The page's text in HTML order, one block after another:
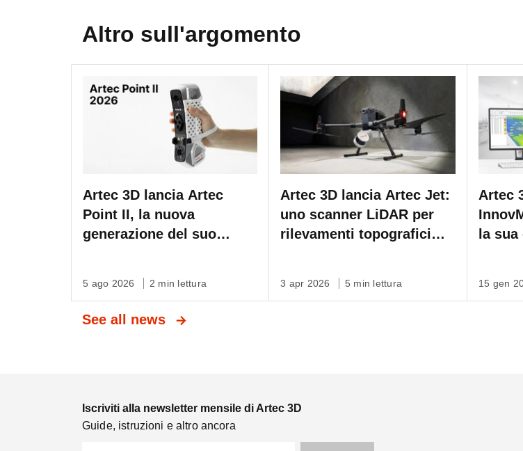
Altro sull'argomento
Artec 3D lancia Artec
Point II, la nuova
generazione del suo
5 ago 2026 2 min lettura
Artec 3D lancia Artec Jet:
uno scanner LiDAR per
rilevamenti topografici
autonoma su qualsiasi
3 apr 2026 5 min lettura
Artec
la
15 gen
See all news
Iscriviti alla newsletter mensile di Artec 3D
Guide, istruzioni e altro ancora